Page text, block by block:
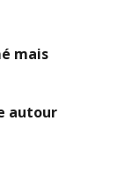
mais
autour